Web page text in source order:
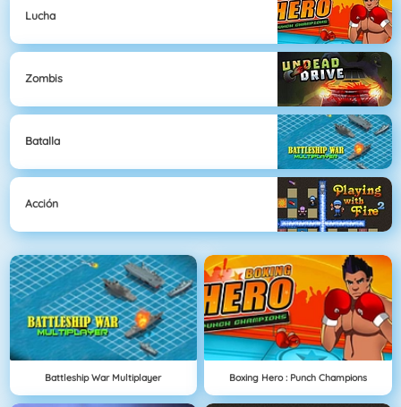
Lucha
Zombis
Batalla
Acción
Battleship War Multiplayer Boxing Hero : Punch Champions